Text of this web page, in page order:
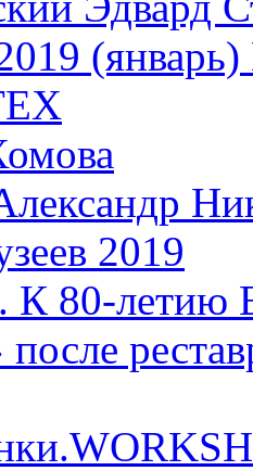
(январь)
2019
К 80-
после